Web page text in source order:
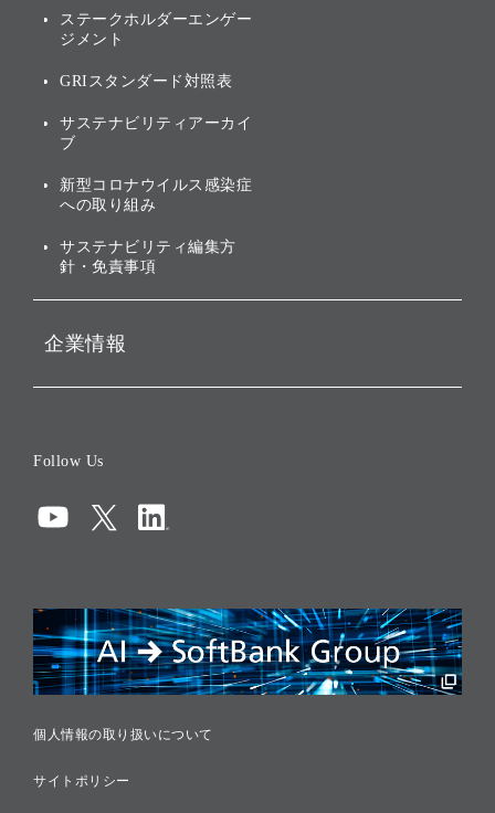
アニュアルレポート
株主・投資家情報（IR）に
サステナビリティの考え方
ガバナンス
投資先のサステナビリティ
ステークホルダーエンゲー
ジメント
GRIスタンダード対照表
サステナビリティアーカイ
ブ
新型コロナウイルス感染症
への取り組み
サステナビリティ編集方
針・免責事項
企業情報
コンプライアンス
リスクマネジメント
税務に対する取り組み
採用情報
Follow Us
個人情報の取り扱いについて
サイトポリシー